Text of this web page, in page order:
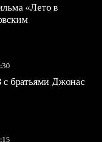
«Лето в
братьями Джонас